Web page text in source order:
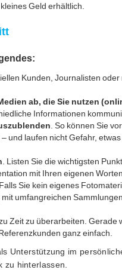
Geld erhältlich.
Kunden, Journalisten
ab, die Sie nutzen
Informationen
. So können Sie
und laufen nicht Gefahr, etwas
. Listen Sie die wichtigsten
mit Ihren eigenen Worten.
. Falls Sie kein eigenes
umfangreichen
Zeit zu überarbeiten. Gerade
ganz einfach.
Unterstützung im
zu hinterlassen.